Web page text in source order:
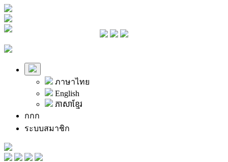
ภาษาไทย
English
ភាសាខ្មែរ
กกก
ระบบสมาชิก